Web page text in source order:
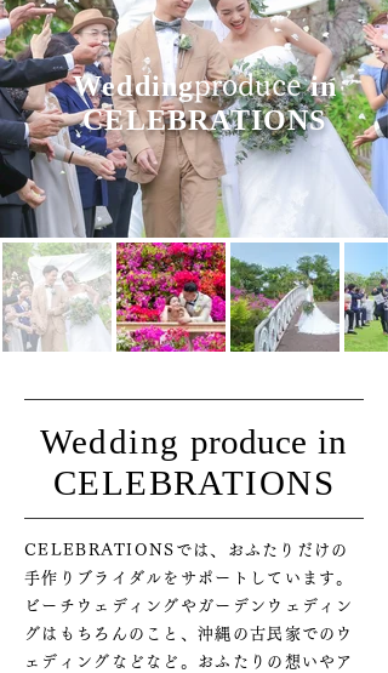
Weddingproducein
CELEBRATIONS
Weddingproduce in
CELEBRATIONS
CELEBRATIONSでは、おふたりだけの
手作りブライダルをサポートしています。
ビーチウェディングやガーデンウェディン
グはもちろんのこと、沖縄の古民家でのウ
ェディングなどなど。おふたりの想いやア